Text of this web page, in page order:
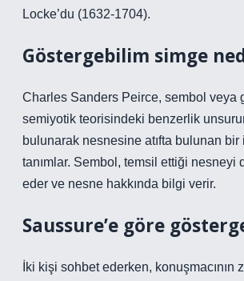
Locke’du (1632-1704).
Göstergebilim simge
Charles Sanders Peirce, sembol veya
semiyotik teorisindeki benzerlik
bulunarak nesnesine atıfta bulunan bir
tanımlar. Sembol, temsil ettiği nesneyi
eder ve nesne hakkında bilgi verir.
Saussure’e göre
İki kişi sohbet ederken, konuşmacının